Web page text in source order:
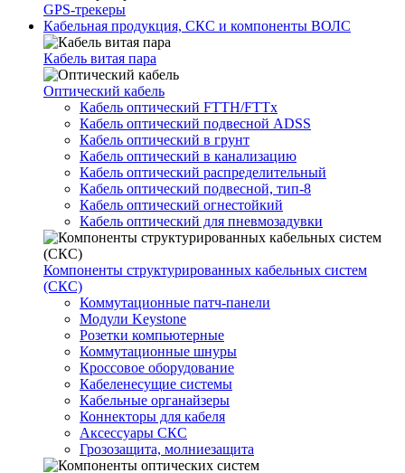
GPS-трекеры
Кабельная продукция, СКС и компоненты ВОЛС
Кабель витая пара
Оптический кабель
Кабель оптический FTTH/FTTx
Кабель оптический подвесной ADSS
Кабель оптический в грунт
Кабель оптический в канализацию
Кабель оптический распределительный
Кабель оптический подвесной, тип-8
Кабель оптический огнестойкий
Кабель оптический для пневмозадувки
Компоненты структурированных кабельных систем
(СКС)
Коммутационные патч-панели
Модули Keystone
Розетки компьютерные
Коммутационные шнуры
Кроссовое оборудование
Кабеленесущие системы
Кабельные органайзеры
Коннекторы для кабеля
Аксессуары СКС
Грозозащита, молниезащита